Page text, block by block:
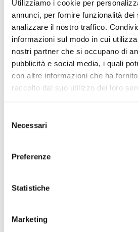
Utilizziamo i cookie per
annunci, per fornire funzionalità dei
analizzare il nostro traffico.
informazioni sul modo in cui
nostri partner che si occupano di
pubblicità e social media, i quali
con altre informazioni che ha
raccolto dal suo utilizzo dei loro
delNecessari
Preferenze
Statistiche
Marketing
Il Colosseo: 10 fatti
diDan 17 Gennaio 2025
Il Colosseo non è solo un’antica
della storia di Roma e un simbolo